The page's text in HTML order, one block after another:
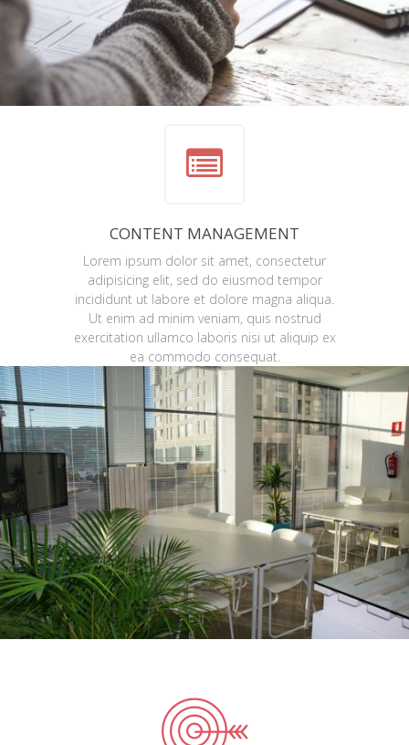
CONTENT MANAGEMENT
Lorem ipsum dolor sit amet, consectetur
adipisicing elit, sed do eiusmod tempor
incididunt ut labore et dolore magna aliqua.
Ut enim ad minim veniam, quis nostrud
exercitation ullamco laboris nisi ut aliquip ex
ea commodo consequat.